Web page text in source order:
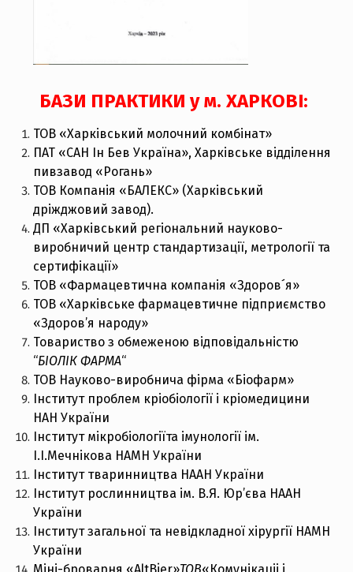
БАЗИ ПРАКТИКИ у м. ХАРКОВІ:
ТОВ «Харківський молочний комбінат»
ПАТ «САН Ін Бев Україна», Харківське відділення
пивзавод «Рогань»
ТОВ Компанія «БАЛЕКС» (Харківський
дріжджовий завод).
ДП «Харківський регіональний науково-
виробничий центр стандартизації, метрології та
сертифікації»
ТОВ «Фармацевтична компанія «Здоров´я»
ТОВ «Харківське фармацевтичне підприємство
«Здоров’я народу»
Товариство з обмеженою відповідальністю
“БІОЛІК ФАРМА“
ТОВ Науково-виробнича фірма «Біофарм»
Інститут проблем кріобіології і кріомедицини
НАН України
Інститут мікробіологіїта імунології ім.
І.І.Мечнікова НАМН України
Інститут тваринництва НААН України
Інститут рослинництва ім. В.Я. Юр’єва НААН
України
Інститут загальної та невідкладної хірургії НАМН
України